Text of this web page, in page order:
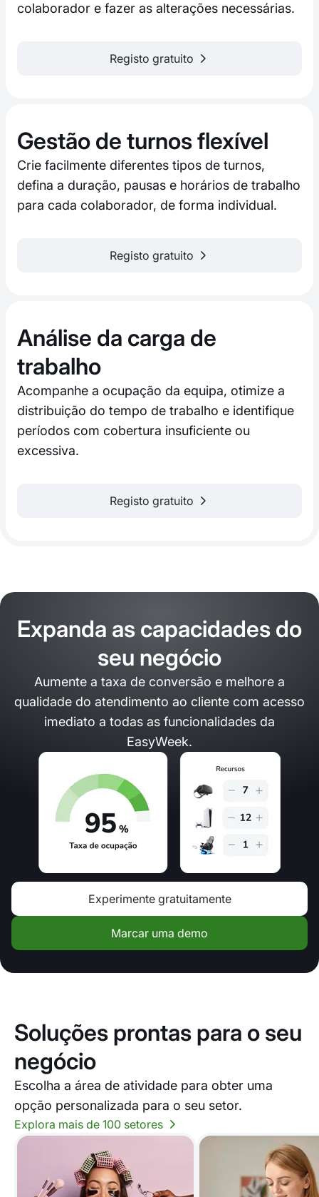
colaborador e fazer as alterações necessárias.
Registo gratuito
Gestão de turnos flexível
Crie facilmente diferentes tipos de turnos,
defina a duração, pausas e horários de trabalho
para cada colaborador, de forma individual.
Registo gratuito
Análise da carga de
trabalho
Acompanhe a ocupação da equipa, otimize a
distribuição do tempo de trabalho e identifique
períodos com cobertura insuficiente ou
excessiva.
Registo gratuito
Expanda as capacidades do
seu negócio
Aumente a taxa de conversão e melhore a
qualidade do atendimento ao cliente com acesso
imediato a todas as funcionalidades da
EasyWeek.
Experimente gratuitamente
Marcar uma demo
Soluções prontas para o seu
negócio
Escolha a área de atividade para obter uma
opção personalizada para o seu setor.
Explora mais de 100 setores